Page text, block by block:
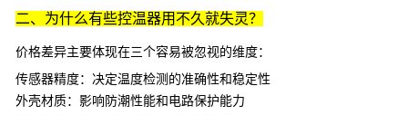
二、为什么有些控温器用不久就失灵？
价格差异主要体现在三个容易被忽视的维度：
传感器精度：决定温度检测的准确性和稳定性
外壳材质：影响防潮性能和电路保护能力